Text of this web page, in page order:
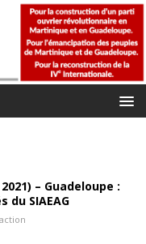
– Guadeloupe :
du SIAEAG